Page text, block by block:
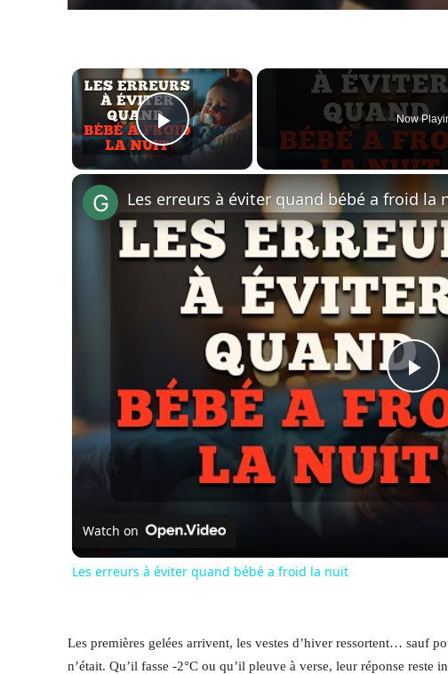
×
Play Video
Now
Les erreurs à éviter quand bébé a froid la
Watch on
Les erreurs à éviter quand bébé a froid la nuit
Les premières gelées arrivent, les vestes d’hiver ressortent… sauf
n’était. Qu’il fasse -2°C ou qu’il pleuve à verse, leur réponse reste